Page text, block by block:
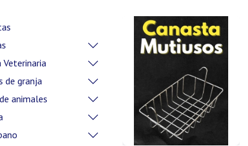
Veterinaria
de granja
animales